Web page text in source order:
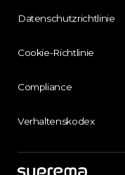
Datenschutzrichtlinie
Cookie-Richtlinie
Compliance
Verhaltenskodex